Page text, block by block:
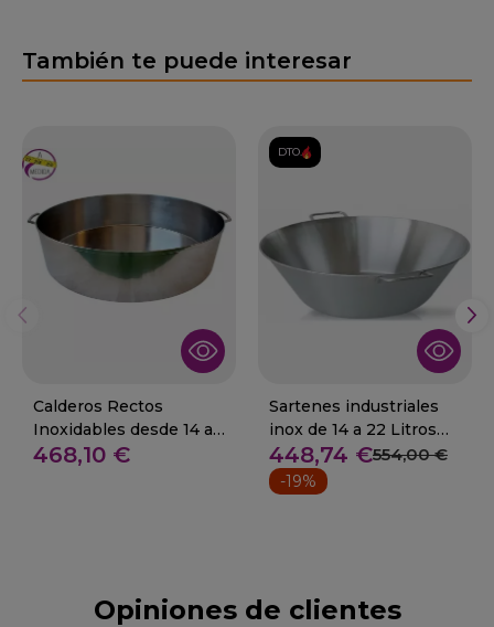
También te puede interesar
Calderos Rectos
Inoxidables desde 14 a
1227 litros
468,10 €
DTO.
Sartenes industriales
inox de 14 a 22 Litros
(ver opciones)
448,74 €554,00 €
-19%
Opiniones de clientes